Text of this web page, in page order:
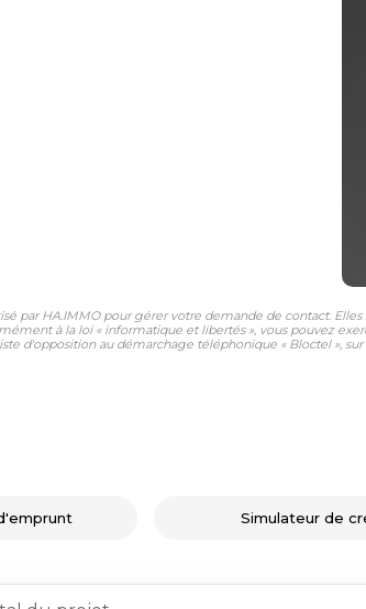
par HA.IMMO pour gérer votre demande de contact.
à la loi « informatique et libertés », vous pouvez
d'opposition au démarchage téléphonique « Bloctel »,
Simulateur de